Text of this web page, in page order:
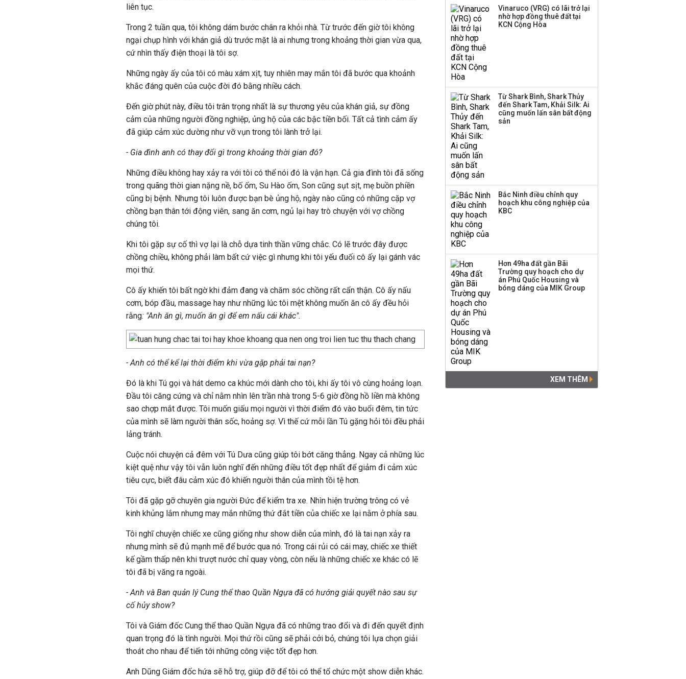
liên tục.
Trong 2 tuần qua, tôi không dám bước chân ra khỏi nhà. Từ trước đến giờ tôi không
ngại chụp hình với khán giả dù trước mặt là ai nhưng trong khoảng thời gian vừa qua,
cứ nhìn thấy điện thoại là tôi sợ.
Những ngày ấy của tôi có màu xám xịt, tuy nhiên may mắn tôi đã bước qua khoảnh
khắc đáng quên của cuộc đời đó bằng nhiều cách.
Đến giờ phút này, điều tôi trân trọng nhất là sự thương yêu của khán giả, sự đồng
cảm của những người đồng nghiệp, ủng hộ của các bậc tiền bối. Tất cả tình cảm ấy
đã giúp cảm xúc dường như vỡ vụn trong tôi lành trở lại.
- Gia đình anh có thay đổi gì trong khoảng thời gian đó?
Những điều không hay xảy ra với tôi có thể nói đó là vận hạn. Cả gia đình tôi đã sống
trong quãng thời gian nặng nề, bố ốm, Su Hào ốm, Son cũng sụt sịt, mẹ buồn phiền
cũng bị bệnh. Nhưng tôi luôn được bạn bè ủng hộ, ngày nào cũng có những cặp vợ
chồng bạn thân tới động viên, sang ăn cơm, ngủ lại hay trò chuyện với vợ chồng
chúng tôi.
Khi tôi gặp sự cố thì vợ lại là chỗ dựa tinh thần vững chắc. Có lẽ trước đây được
chồng chiều, không phải làm bất cứ việc gì nhưng khi tôi yếu đuối cô ấy lại gánh vác
mọi thứ.
Cô ấy khiến tôi bất ngờ khi đảm đang và chăm sóc chồng rất cẩn thận. Cô ấy nấu
cơm, bóp đầu, massage hay như những lúc tôi mệt không muốn ăn cô ấy đều hỏi
rằng: "Anh ăn gì, muốn ăn gì để em nấu cái khác".
- Anh có thể kể lại thời điểm khi vừa gặp phải tai nạn?
Đó là khi Tú gọi và hát demo ca khúc mới dành cho tôi, khi ấy tôi vô cùng hoảng loạn.
Đầu tôi căng cứng và chỉ nằm nhìn lên trần nhà trong 5-6 giờ đồng hồ liền mà không
sao chợp mắt được. Tôi muốn giấu mọi người vì thời điểm đó vào buổi đêm, tin tức
của mình sẽ làm người thân sốc, hoảng sợ. Vì thế cứ mỗi lần Tú gặng hỏi tôi đều phải
lảng tránh.
Cuộc nói chuyện cả đêm với Tú Dưa cũng giúp tôi bớt căng thẳng. Ngay cả những lúc
kiệt quệ như vậy tôi vẫn luôn nghĩ đến những điều tốt đẹp nhất để giảm đi cảm xúc
tiêu cực, biết đâu cảm xúc đó khiến người thân của mình tồi tệ hơn.
Tôi đã gặp gỡ chuyên gia người Đức để kiểm tra xe. Nhìn hiện trường trông có vẻ
kinh khủng lắm nhưng may mắn những thứ đắt tiền của chiếc xe lại nằm ở phía sau.
Tôi nghĩ chuyện chiếc xe cũng giống như show diễn của mình, đó là tai nạn xảy ra
nhưng mình sẽ đủ mạnh mẽ để bước qua nó. Trong cái rủi có cái may, chiếc xe thiết
kế gầm thấp nên khi trượt nước chỉ quay vòng, còn nếu là những chiếc xe khác có lẽ
tôi đã bị văng ra ngoài.
- Anh và Ban quản lý Cung thể thao Quần Ngựa đã có hướng giải quyết nào sau sự
cố hủy show?
Tôi và Giám đốc Cung thể thao Quần Ngựa đã có những trao đổi và đi đến quyết định
quan trọng đó là tình người. Mọi thứ rồi cũng sẽ phải cởi bỏ, chúng tôi lựa chọn giải
thoát cho nhau để tiến tới những công việc tốt đẹp hơn.
Anh Dũng Giám đốc hứa sẽ hỗ trợ, giúp đỡ để tôi có thể tổ chức một show diễn khác.
doanh nghiệp Mỹ
Keppel ký thỏa thuận
Sacombank phát hành
ba đợt trái phiếu thu về
hơn 3.600 tỷ, lãi suất
trả lên tới 10%/năm
Vinaruco (VRG) có lãi trở lại
nhờ hợp đồng thuê đất tại
KCN Cộng Hòa
Từ Shark Bình, Shark Thủy
đến Shark Tam, Khải Silk: Ai
cũng muốn lấn sân bất động
sản
Bắc Ninh điều chỉnh quy
hoạch khu công nghiệp của
KBC
Hơn 49ha đất gần Bãi
Trường quy hoạch cho dự
án Phú Quốc Housing và
bóng dáng của MIK Group
XEM THÊM